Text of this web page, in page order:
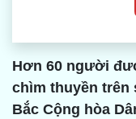
Hơn 60 người
chìm thuyền trên
Bắc Cộng hòa